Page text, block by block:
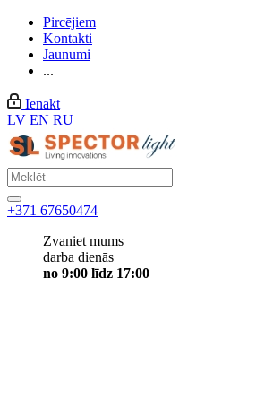
Pircējiem
Kontakti
Jaunumi
...
Ienākt
LV EN RU
+371 67650474
Zvaniet mums
darba dienās
no 9:00 līdz 17:00